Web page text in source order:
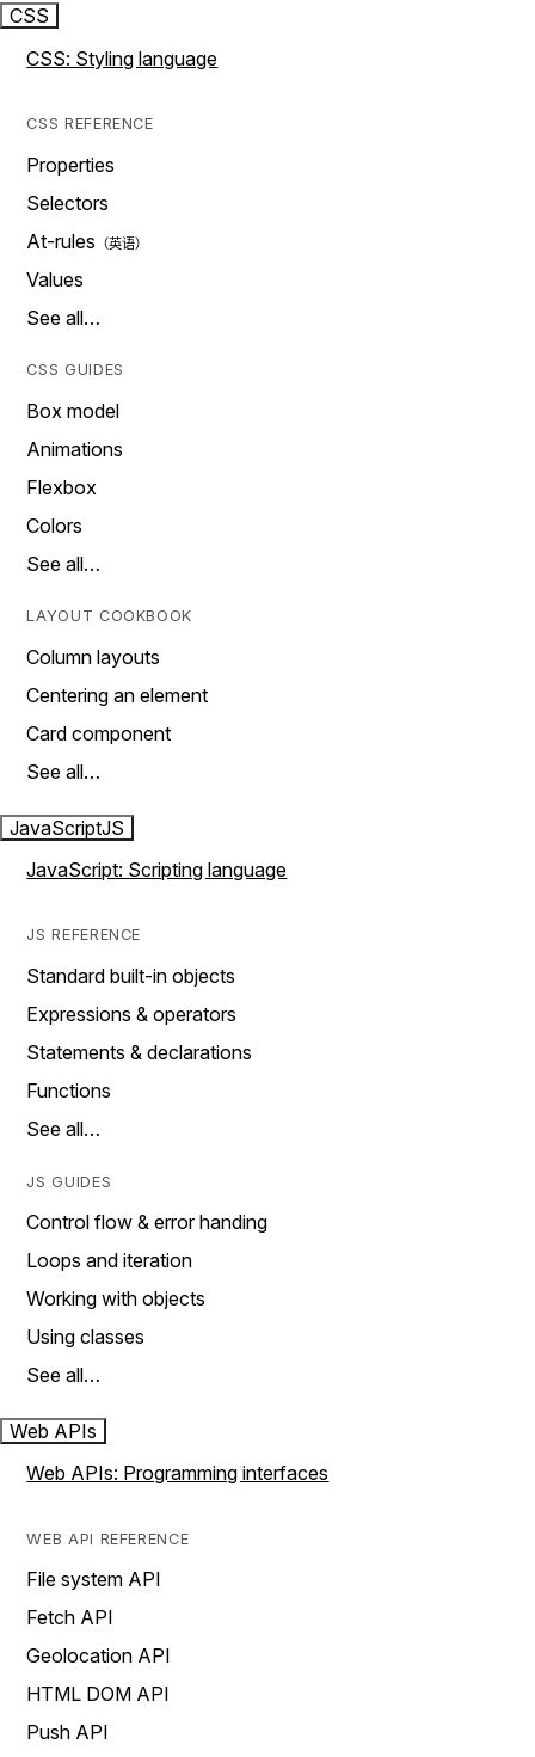
CSS
CSS: Styling language
CSS REFERENCE
Properties
Selectors
At-rules
Values
See all…
CSS GUIDES
Box model
Animations
Flexbox
Colors
See all…
LAYOUT COOKBOOK
Column layouts
Centering an element
Card component
See all…
JavaScriptJS
JavaScript: Scripting language
JS REFERENCE
Standard built-in objects
Expressions & operators
Statements & declarations
Functions
See all…
JS GUIDES
Control flow & error handing
Loops and iteration
Working with objects
Using classes
See all…
Web APIs
Web APIs: Programming interfaces
WEB API REFERENCE
File system API
Fetch API
Geolocation API
HTML DOM API
Push API